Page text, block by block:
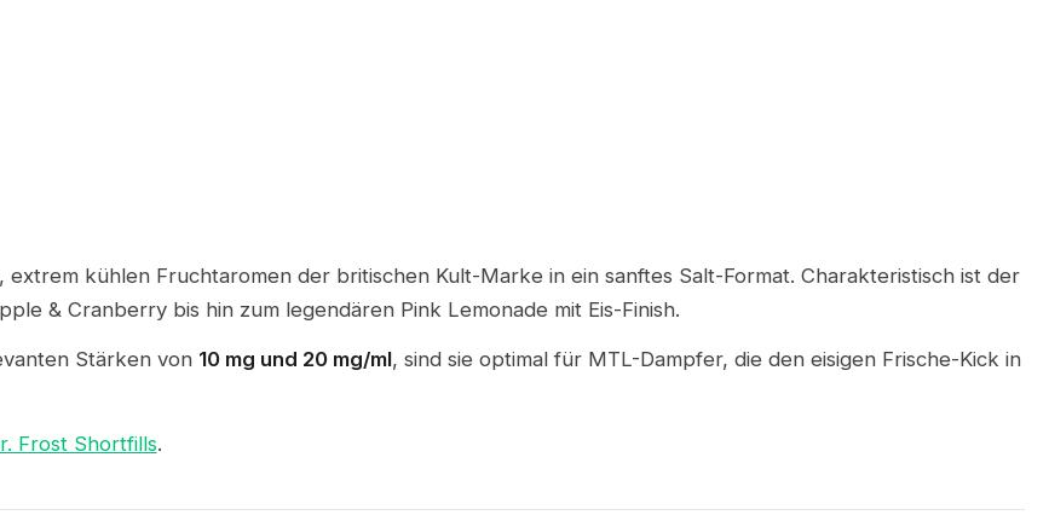
kühlen Fruchtaromen der britischen Kult-Marke in ein sanftes Salt-Format. Charakteristisch ist der
& Cranberry bis hin zum legendären Pink Lemonade mit Eis-Finish.
Stärken von 10 mg und 20 mg/ml, sind sie optimal für MTL-Dampfer, die den eisigen Frische-Kick in
Frost Shortfills.